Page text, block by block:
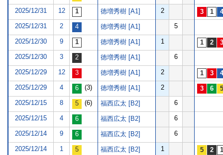
2025/12/31 12 徳増秀樹 [A1] 2
2025/12/31 2 徳増秀樹 [A1] 5
2025/12/30 9 徳増秀樹 [A1] 1
2025/12/30 3 徳増秀樹 [A1] 6
2025/12/29 12 徳増秀樹 [A1] 2
2025/12/29 4 (3) 徳増秀樹 [A1] 2
2025/12/15 8 (6) 福西広太 [B2] 6
2025/12/15 4 福西広太 [B2] 6
2025/12/14 9 福西広太 [B2] 6
2025/12/14 1 福西広太 [B2] 1